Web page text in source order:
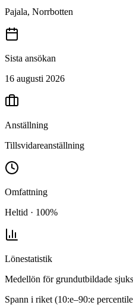
Pajala, Norrbotten
Sista ansökan
16 augusti 2026
Anställning
Tillsvidareanställning
Omfattning
Heltid · 100%
Lönestatistik
Medellön för grundutbildade
Spann i riket (10:e–90:e